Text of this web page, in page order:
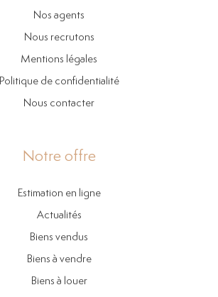
Nos agents
Nous recrutons
Mentions légales
Politique de confidentialité
Nous contacter
Notre offre
Estimation en ligne
Actualités
Biens vendus
Biens à vendre
Biens à louer